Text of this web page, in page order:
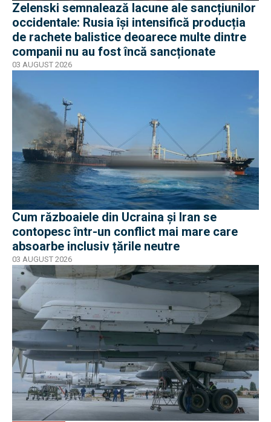
Zelenski semnalează lacune ale sancțiunilor
occidentale: Rusia își intensifică producția
de rachete balistice deoarece multe dintre
companii nu au fost încă sancționate
03 AUGUST 2026
Cum războaiele din Ucraina și Iran se
contopesc într-un conflict mai mare care
absoarbe inclusiv țările neutre
03 AUGUST 2026
EXCLUSIV